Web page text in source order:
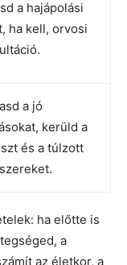
a hajápolási
ha kell, orvosi
a jó
kerüld a
és a túlzott
ha előtte is
a
az életkor, a